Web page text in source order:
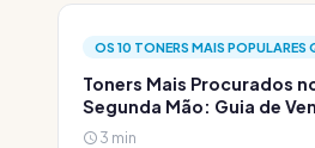
OS 10 TONERS MAIS POPULARES
Toners Mais Procurados
Segunda Mão: Guia de
3 min